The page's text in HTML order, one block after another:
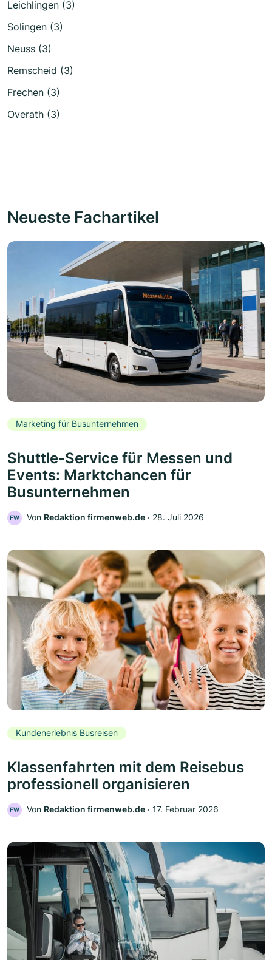
Leichlingen (3)
Solingen (3)
Neuss (3)
Remscheid (3)
Frechen (3)
Overath (3)
Neueste Fachartikel
Marketing für Busunternehmen
Shuttle-Service für Messen und
Events: Marktchancen für
Busunternehmen
FW Von Redaktion firmenweb.de ‧ 28. Juli 2026
Kundenerlebnis Busreisen
Klassenfahrten mit dem Reisebus
professionell organisieren
FW Von Redaktion firmenweb.de ‧ 17. Februar 2026